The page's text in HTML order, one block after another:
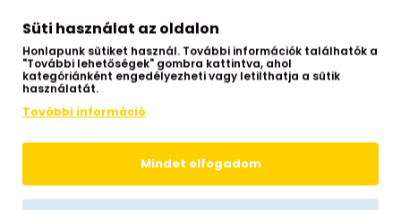
GARANCIA 5 ÉV
KUPON -5% GARANCIA 5 ÉV
KUPON -5%
Süti használat az oldalon
Honlapunk sütiket használ. További információk találhatók a
"További lehetőségek" gombra kattintva, ahol
kategóriánként engedélyezheti vagy letilthatja a sütik
használatát.
További információ
Mindet elfogadom